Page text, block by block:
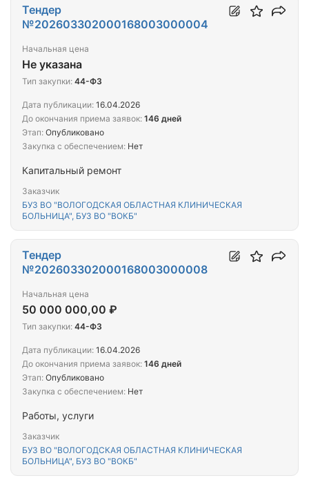
Капитальный ремонт
Заказчик
БУЗ ВО "ВОЛОГОДСКАЯ ОБЛАСТНАЯ КЛИНИЧЕСКАЯ
БОЛЬНИЦА", БУЗ ВО "ВОКБ"
Тендер
№202603302000168003000004
Начальная цена
Не указана
Тип закупки: 44-ФЗ
Дата публикации: 16.04.2026
До окончания приема заявок: 146 дней
Этап: Опубликовано
Закупка с обеспечением: Нет
Работы, услуги
Заказчик
БУЗ ВО "ВОЛОГОДСКАЯ ОБЛАСТНАЯ КЛИНИЧЕСКАЯ
БОЛЬНИЦА", БУЗ ВО "ВОКБ"
Тендер
№202603302000168003000008
Начальная цена
50 000 000,00 ₽
Тип закупки: 44-ФЗ
Дата публикации: 16.04.2026
До окончания приема заявок: 146 дней
Этап: Опубликовано
Закупка с обеспечением: Нет